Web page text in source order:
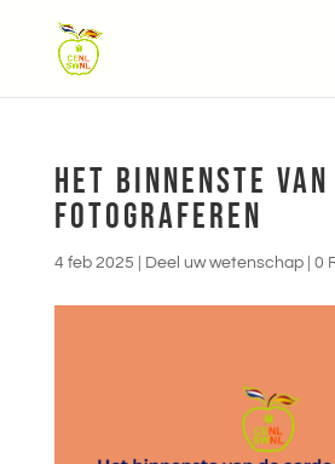
HET BINNENSTE
FOTOGRAFEREN
4 feb 2025 Deel uw wetenschap| 0